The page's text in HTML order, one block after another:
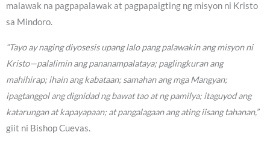
malawak na pagpapalawak at pagpapaigting ng misyon ni Kristo
sa Mindoro.
“Tayo ay naging diyosesis upang lalo pang palawakin ang misyon ni
Kristo—palalimin ang pananampalataya; paglingkuran ang
mahihirap; ihain ang kabataan; samahan ang mga Mangyan;
ipagtanggol ang dignidad ng bawat tao at ng pamilya; itaguyod ang
katarungan at kapayapaan; at pangalagaan ang ating iisang tahanan,”
giit ni Bishop Cuevas.